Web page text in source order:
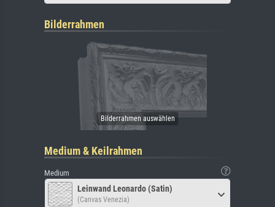
Bilderrahmen
Medium & Keilrahmen
Medium
Leinwand Leonardo (Satin)
(Canvas Venezia)